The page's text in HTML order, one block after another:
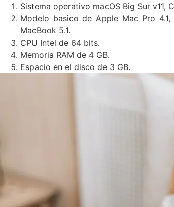
Sistema operativo macOS Big Sur v11,
Modelo basico de Apple Mac Pro
MacBook 5.1.
CPU Intel de 64 bits.
Memoria RAM de 4 GB.
Espacio en el disco de 3 GB.